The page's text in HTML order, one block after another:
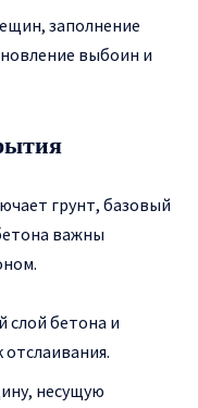
заполнение
выбоин и
грунт, базовый
важны
слой бетона и
несущую